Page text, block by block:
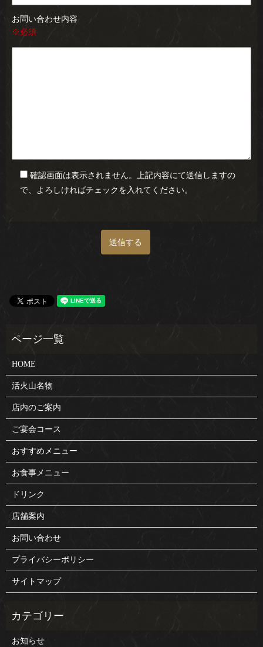
お問い合わせ内容
※必須
確認画面は表示されません。上記内容にて送信しますの
で、よろしければチェックを入れてください。
HOME
活火山名物
店内のご案内
ご宴会コース
おすすめメニュー
お食事メニュー
ドリンク
店舗案内
お問い合わせ
プライバシーポリシー
サイトマップ
お知らせ